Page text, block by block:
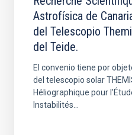
Astrofísica de
del Telescopio
del Teide.
El convenio tiene por
del telescopio solar
Héliographique pour
Instabilités...